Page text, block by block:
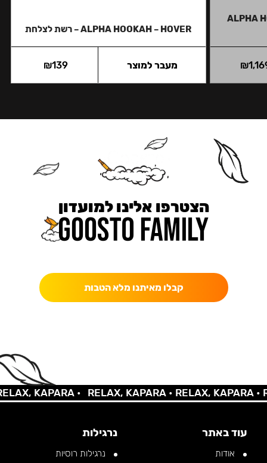
ALPHA
₪
ALPHA HOOKAH – HOVER – רשת לצלחת
₪139 מעבר למוצר
הצטרפו אלינו למועדון
קבלו מאיתנו מלא הטבות
KAPARA • RELAX, KAPARA •RELAX, KAPARA •
עוד באתר
אודות
נרגילות
נרגילות רוסיות